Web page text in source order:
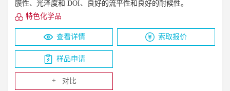
膜性、光泽度和 DOI、良好的流平性和良好的耐候性。
特色化学品
查看详情 索取报价
样品申请
+ 对比